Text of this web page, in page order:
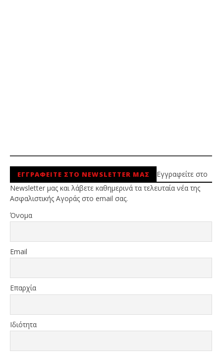
ΕΓΓΡΑΦΕΙΤΕ ΣΤΟ NEWSLETTER ΜΑΣ
Εγγραφείτε στο
Newsletter μας και λάβετε καθημερινά τα τελευταία νέα της
Ασφαλιστικής Αγοράς στο email σας.
Όνομα
Email
Επαρχία
Ιδιότητα